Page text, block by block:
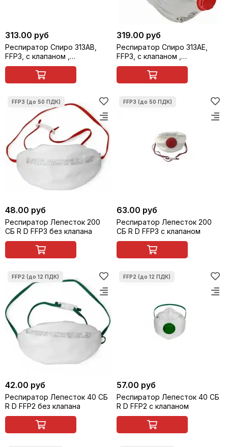
313.00 руб
Респиратор Спиро 313АВ,
FFP3, с клапаном ,
многоразовый
319.00 руб
Респиратор Спиро 313АЕ,
FFP3, с клапаном ,
многоразовый
48.00 руб
Респиратор Лепесток 200
СБ R D FFP3 без клапана
63.00 руб
Респиратор Лепесток 200
СБ R D FFP3 с клапаном
42.00 руб
Респиратор Лепесток 40 СБ
R D FFP2 без клапана
57.00 руб
Респиратор Лепесток 40 СБ
R D FFP2 с клапаном